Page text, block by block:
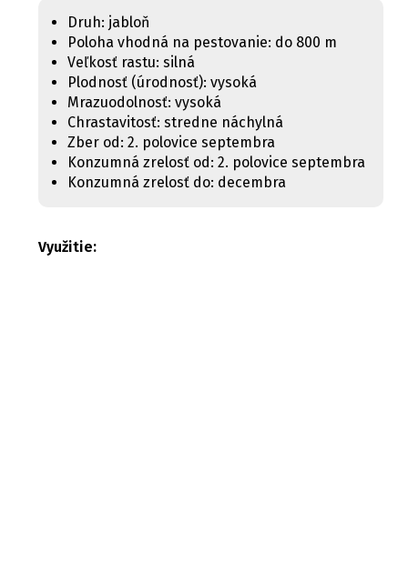
Druh: jabloň
Poloha vhodná na pestovanie: do 800 m
Veľkosť rastu: silná
Plodnosť (úrodnosť): vysoká
Mrazuodolnosť: vysoká
Chrastavitosť: stredne náchylná
Zber od: 2. polovice septembra
Konzumná zrelosť od: 2. polovice septembra
Konzumná zrelosť do: decembra
Využitie: